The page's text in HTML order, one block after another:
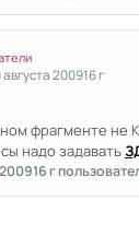
августа 200916 г
фрагменте не
надо задавать
16 г